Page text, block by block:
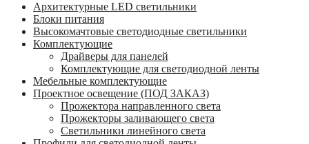
Архитектурные LED светильники
Блоки питания
Высокомачтовые светодиодные светильники
Комплектующие
Драйверы для панелей
Комплектующие для светодиодной ленты
Мебельные комплектующие
Проектное освещение (ПОД ЗАКАЗ)
Прожектора направленного света
Прожекторы заливающего света
Светильники линейного света